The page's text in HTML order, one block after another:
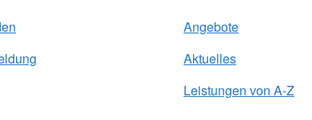
Angebote
Aktuelles
Leistungen von A-Z